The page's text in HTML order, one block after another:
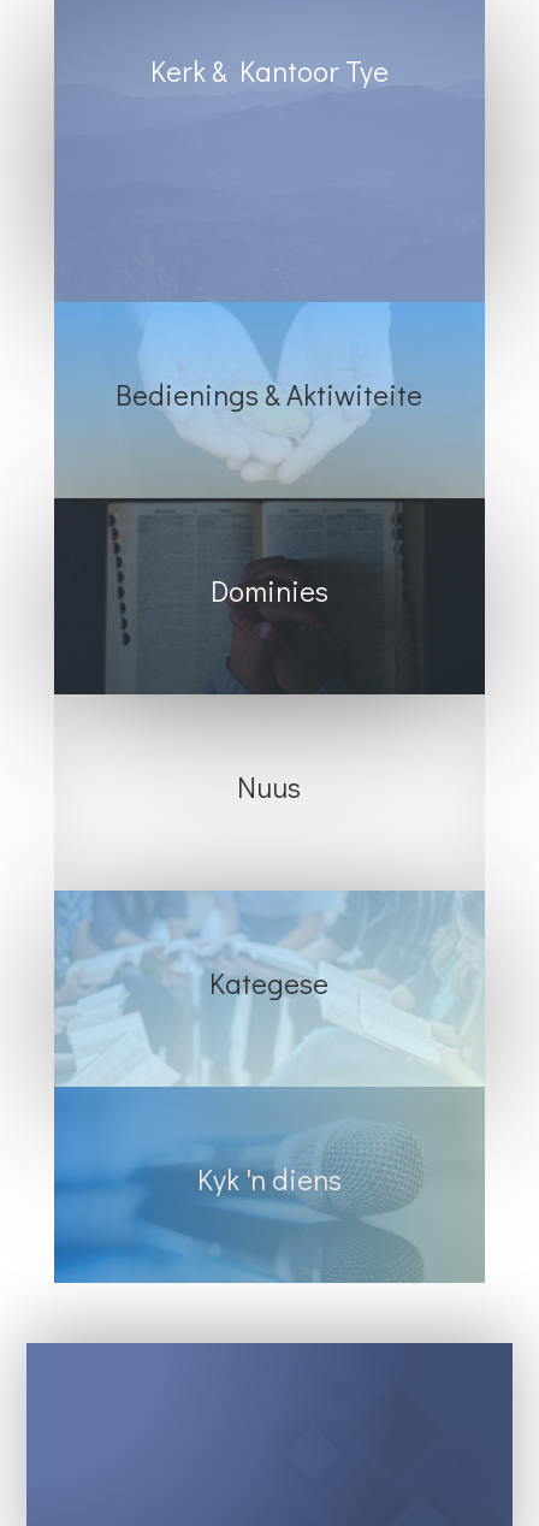
Kerk & Kantoor Tye
Bedienings & Aktiwiteite
Dominies
Nuus
Kategese
Kyk 'n diens